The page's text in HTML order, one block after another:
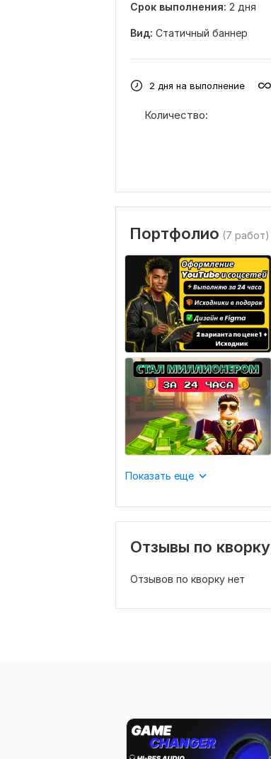
Срок выполнения: 2 дня
Вид: Статичный баннер
2 дня на выполнение
Количество:
Портфолио (7 работ)
Показать еще
Отзывы по кворку
Отзывов по кворку нет